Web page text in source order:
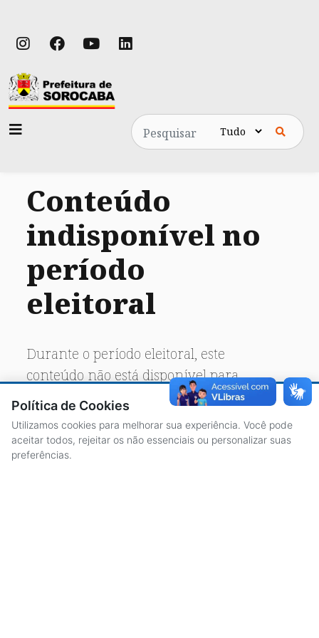
Pesquisa
Conteúdo
indisponível no
período
eleitoral
Durante o período eleitoral, este
conteúdo não está disponível para
acesso público.
Política de Cookies
Utilizamos cookies para melhorar sua experiência. Você pode
aceitar todos, rejeitar os não essenciais ou personalizar suas
preferências.